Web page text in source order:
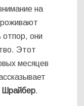
на
отпор, они
Этот
месяцев
Шрайбер.